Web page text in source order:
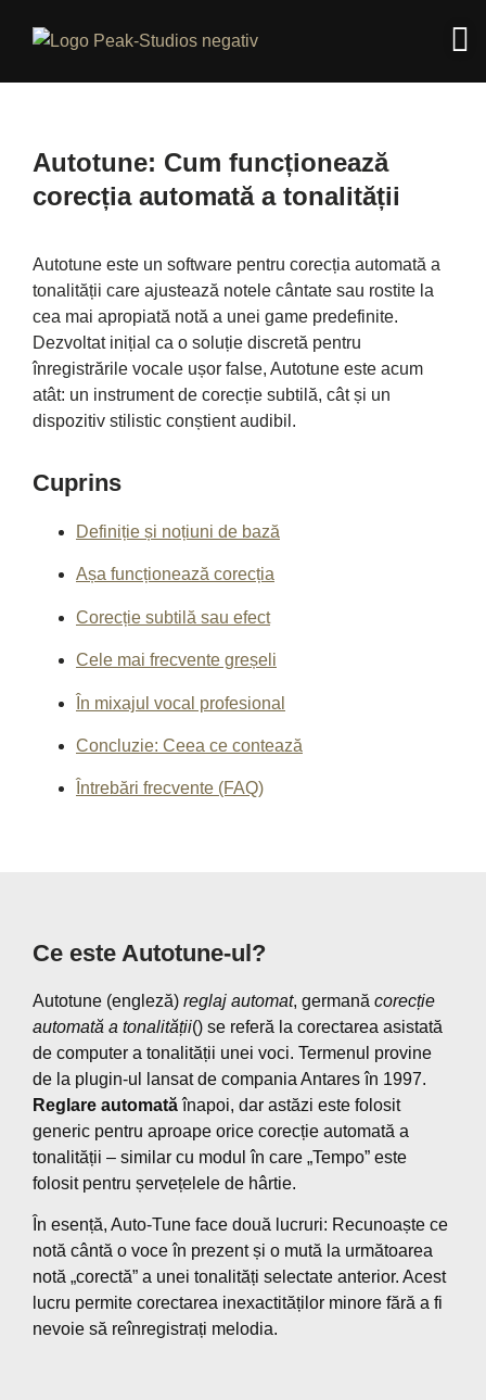
Autotune: Cum funcționează
corecția automată a tonalității
Autotune este un software pentru corecția automată a
tonalității care ajustează notele cântate sau rostite la
cea mai apropiată notă a unei game predefinite.
Dezvoltat inițial ca o soluție discretă pentru
înregistrările vocale ușor false, Autotune este acum
atât: un instrument de corecție subtilă, cât și un
dispozitiv stilistic conștient audibil.
Cuprins
Definiție și noțiuni de bază
Așa funcționează corecția
Corecție subtilă sau efect
Cele mai frecvente greșeli
În mixajul vocal profesional
Concluzie: Ceea ce contează
Întrebări frecvente (FAQ)
Ce este Autotune-ul?
Autotune (engleză) reglaj automat, germană corecție
automată a tonalității() se referă la corectarea asistată
de computer a tonalității unei voci. Termenul provine
de la plugin-ul lansat de compania Antares în 1997.
Reglare automatăînapoi, dar astăzi este folosit
generic pentru aproape orice corecție automată a
tonalității – similar cu modul în care „Tempo” este
folosit pentru șervețelele de hârtie.
În esență, Auto-Tune face două lucruri: Recunoaște ce
notă cântă o voce în prezent și o mută la următoarea
notă „corectă” a unei tonalități selectate anterior. Acest
lucru permite corectarea inexactităților minore fără a fi
nevoie să reînregistrați melodia.